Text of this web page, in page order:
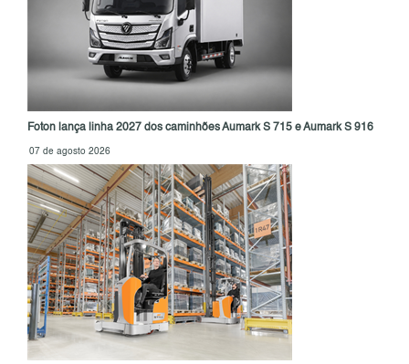
Foton lança linha 2027 dos caminhões Aumark S 715 e Aumark S 916
07 de agosto 2026